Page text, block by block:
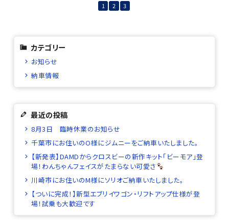
1 2 3
カテゴリー
お知らせ
納車情報
最近の投稿
8月3日 臨時休業のお知らせ
千葉市にお住いのO様にジムニーをご納車いたしました。
【新発表】DAMDからクロスビーの新作キット「ビーモア」登
場！わんちゃんフェイスがたまらない可愛さ
川崎市にお住いのM様にソリオご納車いたしました。
【ついに完成！】新型エブリイワゴン・リフトアップ仕様が登
場！試乗も大歓迎です